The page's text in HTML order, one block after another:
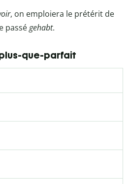
, on emploiera le prétérit de
passégehabt.
que-parfait